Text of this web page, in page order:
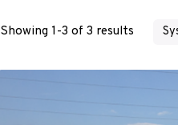
Showing 1-3 of 3 results